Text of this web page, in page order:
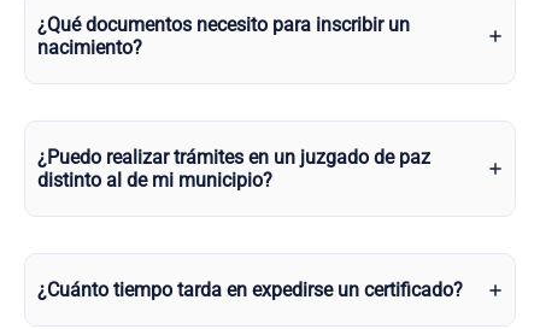
¿Qué documentos necesito para inscribir un
nacimiento?
¿Puedo realizar trámites en un juzgado de paz
distinto al de mi municipio?
¿Cuánto tiempo tarda en expedirse un certificado?